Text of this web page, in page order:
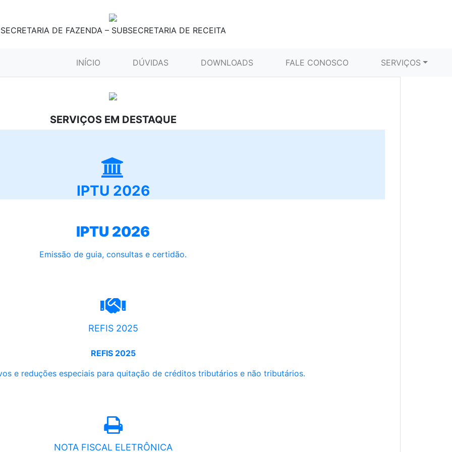
SECRETARIA DE FAZENDA – SUBSECRETARIA DE RECEITA
INÍCIO (CURRENT)DÚVIDAS DOWNLOADS FALE CONOSCO SERVIÇOS
SERVIÇOS EM DESTAQUE
IPTU 2026
IPTU 2026
Emissão de guia, consultas e certidão.
REFIS 2025
REFIS 2025
e reduções especiais para quitação de créditos tributários e não tributários.
NOTA FISCAL ELETRÔNICA